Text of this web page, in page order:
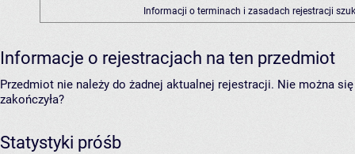
Informacji o terminach i zasadach rejestracji
Informacje o rejestracjach na ten przedmiot
Przedmiot nie należy do żadnej aktualnej rejestracji. Nie można
zakończyła?
Statystyki próśb